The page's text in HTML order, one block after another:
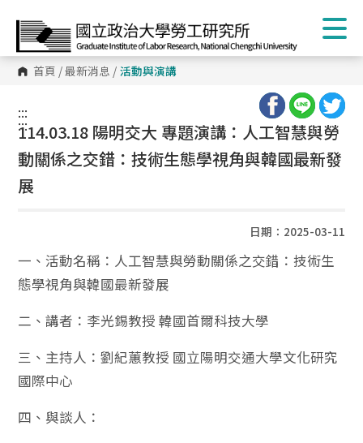
首頁 /最新消息 / 活動與演講
:::
:::
114.03.18 陽明交大 專題演講：人工智慧與勞
動關係之交錯：技術生態學視角與韓國最新發
展
日期：2025-03-11
一、活動名稱：人工智慧與勞動關係之交錯：技術生
態學視角與韓國最新發展
二、講者：李光錫教授 韓國首爾科技大學
三、主持人：劉紀蕙教授 國立陽明交通大學文化研究
國際中心
四、與談人：